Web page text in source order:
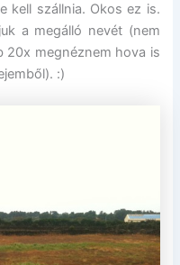
kell szállnia. Okos ez is.
a megálló nevét (nem
20x megnéznem hova is
:)